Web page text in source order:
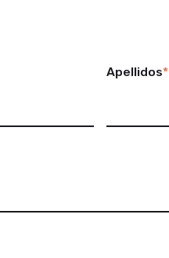
Apellidos*